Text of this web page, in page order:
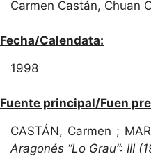
Carmen Castán, Chuan
Fecha/Calendata:
1998
Fuente principal/Fuen
CASTÁN, Carmen ;
Aragonés “Lo Grau”: III